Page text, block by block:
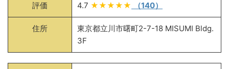
評価 4.7 ★★★★★ （140）
住所
東京都立川市曙町2-7-18 MISUMI Bldg.
3F